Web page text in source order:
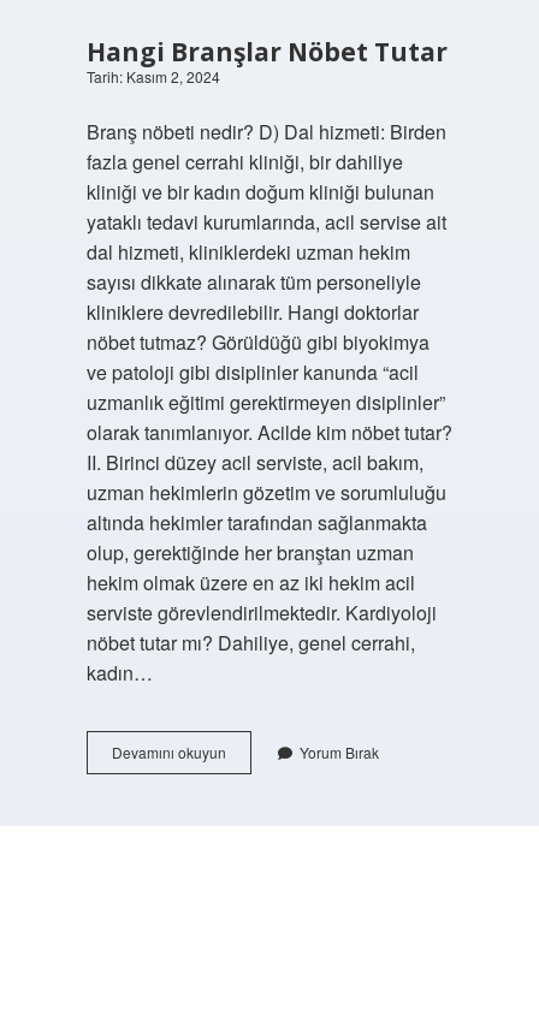
Hangi Branşlar Nöbet Tutar
Tarih: Kasım 2, 2024
Branş nöbeti nedir? D) Dal hizmeti: Birden
fazla genel cerrahi kliniği, bir dahiliye
kliniği ve bir kadın doğum kliniği bulunan
yataklı tedavi kurumlarında, acil servise ait
dal hizmeti, kliniklerdeki uzman hekim
sayısı dikkate alınarak tüm personeliyle
kliniklere devredilebilir. Hangi doktorlar
nöbet tutmaz? Görüldüğü gibi biyokimya
ve patoloji gibi disiplinler kanunda “acil
uzmanlık eğitimi gerektirmeyen disiplinler”
olarak tanımlanıyor. Acilde kim nöbet tutar?
II. Birinci düzey acil serviste, acil bakım,
uzman hekimlerin gözetim ve sorumluluğu
altında hekimler tarafından sağlanmakta
olup, gerektiğinde her branştan uzman
hekim olmak üzere en az iki hekim acil
serviste görevlendirilmektedir. Kardiyoloji
nöbet tutar mı? Dahiliye, genel cerrahi,
kadın…
Devamını okuyunHangi
Branşlar
Yorum Bırak